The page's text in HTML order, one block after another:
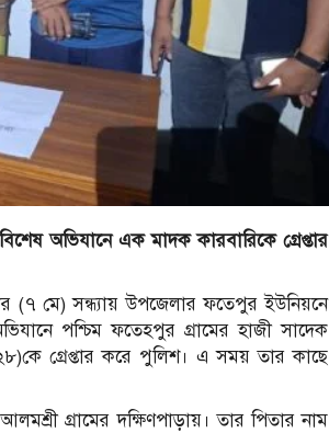
অভিযানে এক মাদক কারবারিকে গ্রেপ্তার
(৭ মে) সন্ধ্যায় উপজেলার ফতেপুর ইউনিয়নে
পশ্চিম ফতেহপুর গ্রামের হাজী সাদেক
গ্রেপ্তার করে পুলিশ। এ সময় তার কাছে
গ্রামের দক্ষিণপাড়ায়। তার পিতার নাম